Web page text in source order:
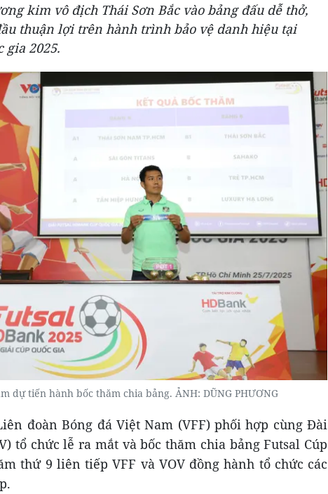
kim vô địch Thái Sơn Bắc vào bảng đấu dễ thở,
thuận lợi trên hành trình bảo vệ danh hiệu tại
gia 2025.
dự tiến hành bốc thăm chia bảng. ẢNH: DŨNG PHƯƠNG
đoàn Bóng đá Việt Nam (VFF) phối hợp cùng Đài
tổ chức lễ ra mắt và bốc thăm chia bảng Futsal Cúp
thứ 9 liên tiếp VFF và VOV đồng hành tổ chức các